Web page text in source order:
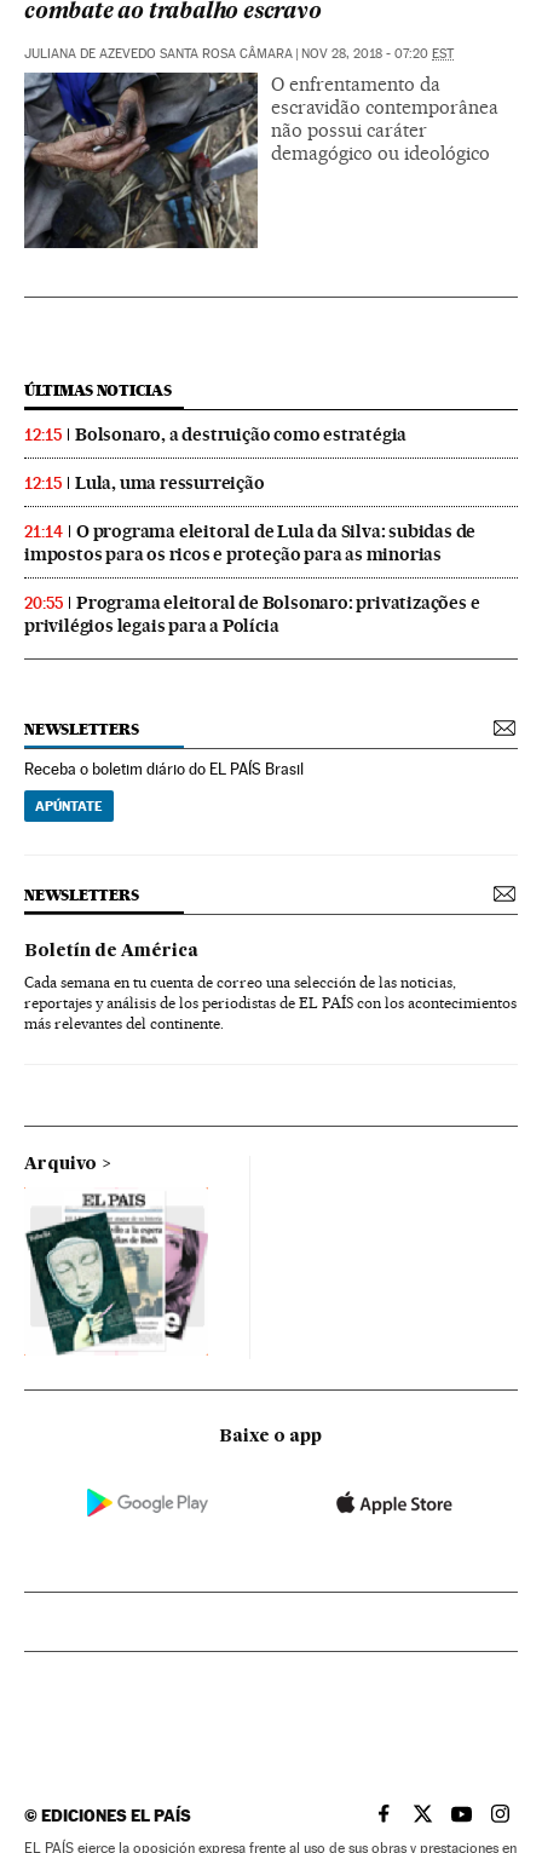
combate ao trabalho escravo
JULIANA DE AZEVEDO SANTA ROSA CÂMARA | NOV 28, 2018 - 07:20 EST
O enfrentamento da
escravidão contemporânea
não possui caráter
demagógico ou ideológico
ÚLTIMAS NOTICIAS
12:15 Bolsonaro, a destruição como estratégia
12:15 Lula, uma ressurreição
21:14
O programa eleitoral de Lula da Silva: subidas de
impostos para os ricos e proteção para as minorias
20:55
Programa eleitoral de Bolsonaro: privatizações e
privilégios legais para a Polícia
NEWSLETTERS
Receba o boletim diário do EL PAÍS Brasil
APÚNTATE
NEWSLETTERS
Boletín de América
Cada semana en tu cuenta de correo una selección de las noticias,
reportajes y análisis de los periodistas de EL PAÍS con los acontecimientos
más relevantes del continente.
Arquivo
Baixe o app
©EDICIONES EL PAÍS EL PAÍS BRASIL EN
EL PAÍSEL PAÍS
EL
EL PAÍS ejerce la oposición expresa frente al uso de sus obras y prestaciones en